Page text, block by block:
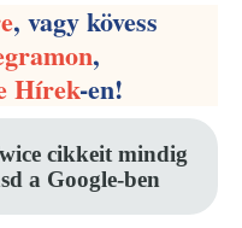
, vagy kövess
,
Hírek-en!
cikkeit mindig
a Google-ben